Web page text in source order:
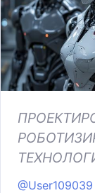
@User109039